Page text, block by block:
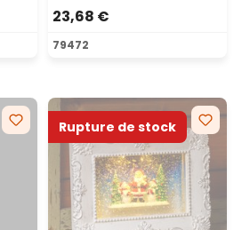
23,68 €
79472
Rupture de stock